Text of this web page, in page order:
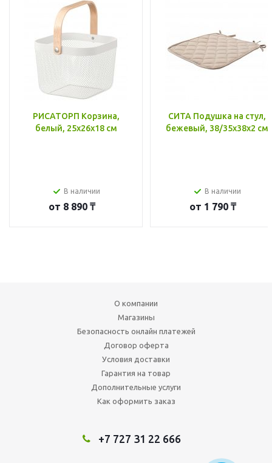
РИСАТОРП Корзина,
белый, 25x26x18 см
В наличии
от 8 890 ₸
СИТА Подушка на стул,
бежевый, 38/35x38x2 см
В наличии
от 1 790 ₸
О компании
Магазины
Безопасность онлайн платежей
Договор оферта
Условия доставки
Гарантия на товар
Дополнительные услуги
Как оформить заказ
+7 727 31 22 666